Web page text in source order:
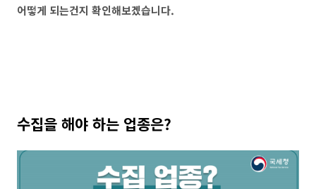
어떻게 되는건지 확인해보겠습니다.
수집을 해야 하는 업종은?